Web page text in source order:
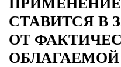
СТАВИТСЯ В
ОТ